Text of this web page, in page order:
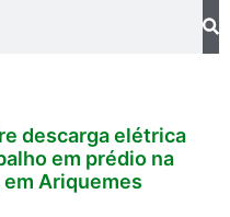
descarga elétrica
em prédio na
em Ariquemes